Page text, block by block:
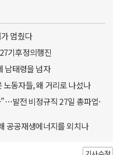
멈췄다
기후정의행진
남태령을 넘자
동자들, 왜 거리로 나섰나
발전 비정규직 27일 총파업·
공공재생에너지를 외치나